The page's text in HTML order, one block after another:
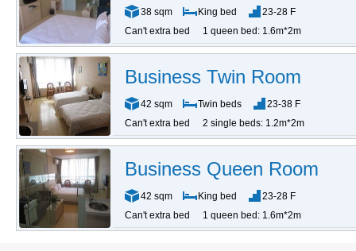
38 sqm King bed
23-28 F
Can't extra bed
1 queen bed: 1.6m*2m
Business Twin Room
42 sqm Twin beds
23-38 F
Can't extra bed
2 single beds: 1.2m*2m
Business Queen Room
42 sqm King bed
23-28 F
Can't extra bed
1 queen bed: 1.6m*2m